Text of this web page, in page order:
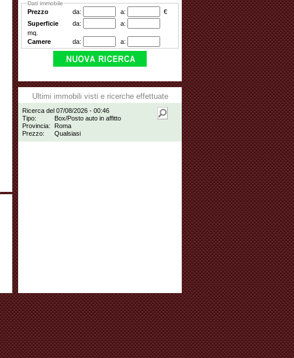
Dati immobile
Prezzo da: a:
€
Superficie
da:
a:
mq.
Camere
da: a:
Ultimi immobili visti e ricerche effettuate
Ricerca del 07/08/2026 - 00:46
Tipo:
Box/Posto auto in affitto
Provincia:
Roma
Prezzo:
Qualsiasi